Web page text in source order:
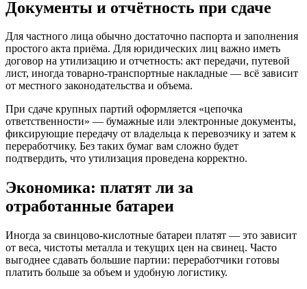
Документы и отчётность при сдаче
Для частного лица обычно достаточно паспорта и заполнения
простого акта приёма. Для юридических лиц важно иметь
договор на утилизацию и отчетность: акт передачи, путевой
лист, иногда товарно-транспортные накладные — всё зависит
от местного законодательства и объема.
При сдаче крупных партий оформляется «цепочка
ответственности» — бумажные или электронные документы,
фиксирующие передачу от владельца к перевозчику и затем к
переработчику. Без таких бумаг вам сложно будет
подтвердить, что утилизация проведена корректно.
Экономика: платят ли за
отработанные батареи
Иногда за свинцово-кислотные батареи платят — это зависит
от веса, чистоты металла и текущих цен на свинец. Часто
выгоднее сдавать большие партии: переработчики готовы
платить больше за объем и удобную логистику.